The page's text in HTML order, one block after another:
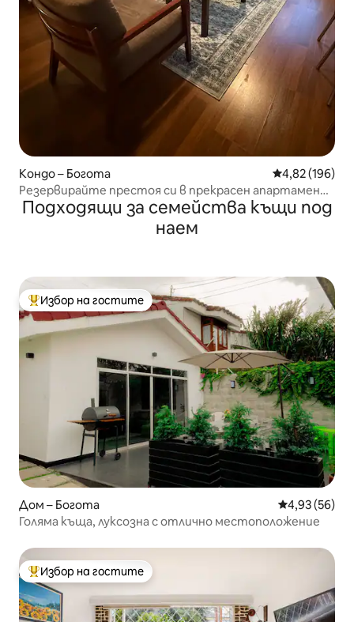
Кондо – Богота Средна
4,82 (196)
Резервирайте престоя си в прекрасен апартамент
в Богота
Подходящи за семейства къщи под
наем
Най-популярен избор на гостите
Избор на гостите
Дом – Богота Средна
4,93 (56)
Голяма къща, луксозна с отлично местоположение
Най-популярен избор на гостите
Избор на гостите